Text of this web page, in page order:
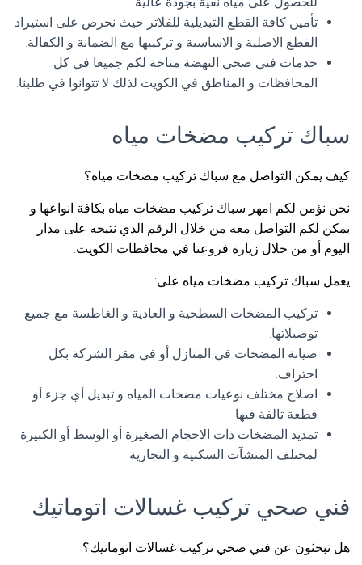
تأمين كافة القطع التبديلية للفلاتر حيث نحرص على استيراد
القطع الاصلية و الاساسية و تركيبها مع الضمانة و الكفالة.
خدمات فني صحي النهضة متاحة لكم جميعا في كل
المحافظات و المناطق في الكويت لذلك لا تتوانوا في طلبنا.
سباك تركيب مضخات مياه
كيف يمكن التواصل مع سباك تركيب مضخات مياه؟
نحن نؤمن لكم امهر سباك تركيب مضخات مياه بكافة انواعها و
يمكن لكم التواصل معه من خلال الرقم الذي نتيحه على مدار
اليوم أو من خلال زيارة فروعنا في محافظات الكويت.
يعمل سباك تركيب مضخات مياه على:
تركيب المضخات السطحية و العادية و الغاطسة مع جميع
توصيلاتها.
صيانة المضخات في المنازل أو في مقر الشركة بكل
احتراف.
اصلاح مختلف نوعيات مضخات المياه و تبديل أي جزء أو
قطعة تالفة فيها.
تمديد المضخات ذات الاحجام الصغيرة أو الوسط أو الكبيرة
لمختلف المنشآت السكنية و التجارية.
فني صحي تركيب غسالات اتوماتيك
هل تبحثون عن فني صحي تركيب غسالات اتوماتيك؟